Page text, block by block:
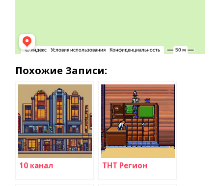
Похожие Записи:
10 канал ТНТ Регион